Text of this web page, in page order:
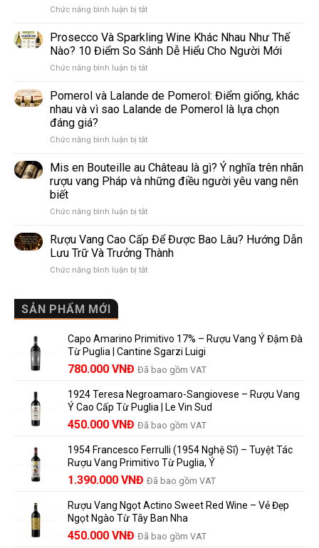
Chức năng bình luận bị tắtở
giống
nho
trắng
làm
vang
phổ
thế
Prosecco Và Sparkling Wine Khác Nhau Như Thế
Nào? 10 Điểm So Sánh Dễ Hiểu Cho Người Mới
Chức năng bình luận bị tắtở
Sparkling
Wine
Nhau
Thế
Nào?
10
So
Dễ
Hiểu
Người
Pomerol và Lalande de Pomerol: Điểm giống, khác
nhau và vì sao Lalande de Pomerol là lựa chọn
đáng giá?
Chức năng bình luận bị tắtở
và
Lalande
de
Điểm
khác
nhau
và
vì
lựa
chọn
đáng
Mis en Bouteille au Château là gì? Ý nghĩa trên nhãn
rượu vang Pháp và những điều người yêu vang nên
biết
Chức năng bình luận bị tắtở
en
Bouteille
au
Château
nhãn
rượu
vang
và
những
người
vang
nên
biết
Rượu Vang Cao Cấp Để Được Bao Lâu? Hướng Dẫn
Lưu Trữ Và Trưởng Thành
Chức năng bình luận bị tắtở
Được
Bao
Lâu?
Hướng
Lưu
Trữ
Và
Thành
SẢN PHẨM MỚI
Capo Amarino Primitivo 17% – Rượu Vang Ý Đậm Đà
Từ Puglia | Cantine Sgarzi Luigi
Giá
là:
858.000 VNĐ.
780.000 VNĐ Giá
tại
là:
780.000 VNĐ.
Đã bao gồm VAT
1924 Teresa Negroamaro-Sangiovese – Rượu Vang
Ý Cao Cấp Từ Puglia | Le Vin Sud
Giá
là:
495.000 VNĐ.
450.000 VNĐ Giá
tại
là:
450.000 VNĐ.
Đã bao gồm VAT
1954 Francesco Ferrulli (1954 Nghệ Sĩ) – Tuyệt Tác
Rượu Vang Primitivo Từ Puglia, Ý
Giá
là:
1.529.000 VNĐ.
1.390.000 VNĐ Giá
tại
là:
1.390.000 VNĐ.
Đã bao gồm VAT
Rượu Vang Ngọt Actino Sweet Red Wine – Vẻ Đẹp
Ngọt Ngào Từ Tây Ban Nha
450.000 VNĐ Đã bao gồm VAT